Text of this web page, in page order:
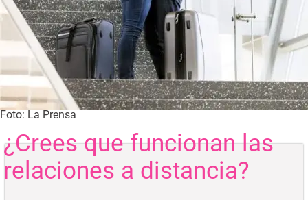
Foto: La Prensa
¿Crees que funcionan las
relaciones a distancia?